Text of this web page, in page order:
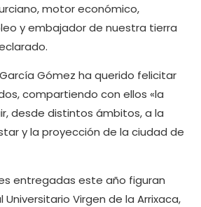
motor económico,
y embajador de nuestra tierra
Gómez ha querido felicitar
compartiendo con ellos «la
desde distintos ámbitos, a la
y la proyección de la ciudad de
entregadas este año figuran
Universitario Virgen de la Arrixaca,